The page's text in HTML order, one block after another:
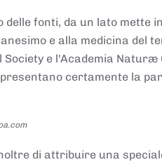
delle fonti, da un lato mette
e alla medicina del
Society e l'Academia
certamente la
di attribuire una